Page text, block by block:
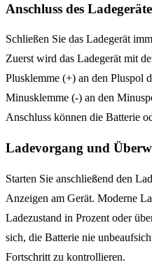
Anschluss des
Schließen Sie das Ladegerät
Zuerst wird das Ladegerät mit
Plusklemme (+) an den Pluspol
Minusklemme (-) an den
Anschluss können die Batterie
Ladevorgang und
Starten Sie anschließend den
Anzeigen am Gerät. Moderne
Ladezustand in Prozent oder
sich, die Batterie nie
Fortschritt zu kontrollieren.